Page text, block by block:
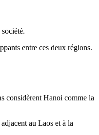
entre ces deux régions.
considèrent Hanoi comme la
au Laos et à la